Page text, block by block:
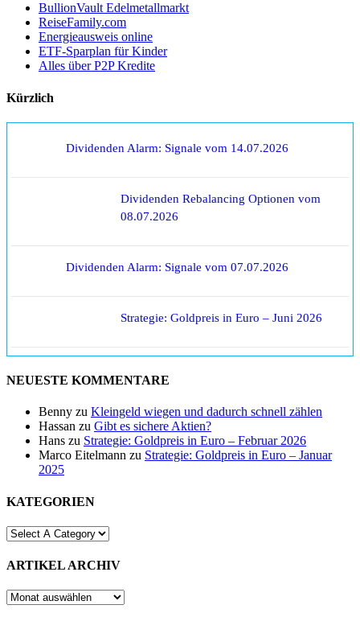
BullionVault Edelmetallmarkt
ReiseFamily.com
Energieausweis online
ETF-Sparplan für Kinder
Alles über P2P Kredite
Kürzlich
Dividenden Alarm: Signale vom 14.07.2026
Dividenden Rebalancing Optionen vom
08.07.2026
Dividenden Alarm: Signale vom 07.07.2026
Strategie: Goldpreis in Euro – Juni 2026
NEUESTE KOMMENTARE
Benny zu Kleingeld wiegen und dadurch schnell zählen
Hassan zu Gibt es sichere Aktien?
Hans zu Strategie: Goldpreis in Euro – Februar 2026
Marco Eitelmann zu Strategie: Goldpreis in Euro – Januar
2025
KATEGORIEN
ARTIKEL ARCHIV
ARTIKEL